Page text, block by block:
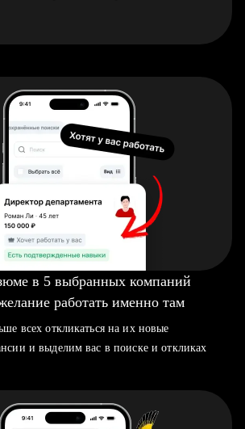
в 5 выбранных компаний
работать именно там
всех откликаться на их новые
и выделим вас в поиске и откликах